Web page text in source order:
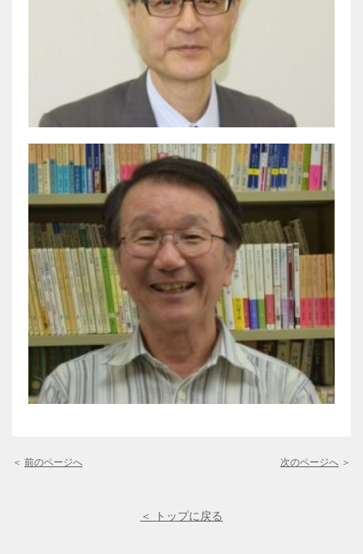
＜ 前のページへ 次のページへ ＞
＜ トップに戻る